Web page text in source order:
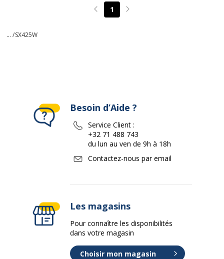
Page précédente
1 Page suivante
... /SX425W
Besoin d’Aide ?
Service Client :
+32 71 488 743
du lun au ven de 9h à 18h
Contactez-nous par email
Les magasins
Pour connaître les disponibilités
dans votre magasin
Choisir mon magasin